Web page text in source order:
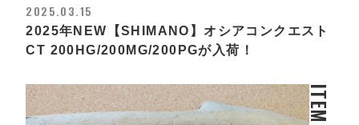
2025.03.15
2025年NEW【SHIMANO】オシアコンクエスト
CT 200HG/200MG/200PGが入荷！
ITEM